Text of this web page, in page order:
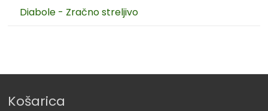
Diabole - Zračno streljivo
Košarica